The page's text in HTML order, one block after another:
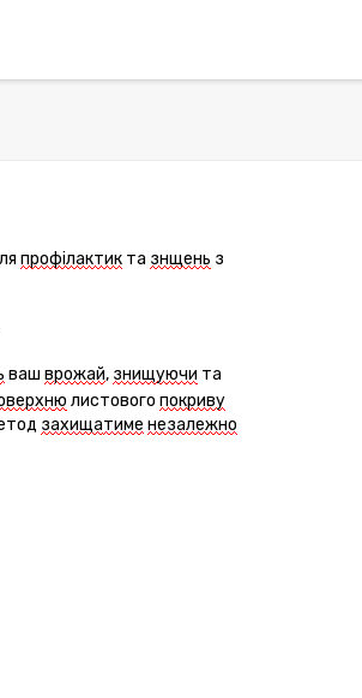
профілактик та знщень з
ваш врожай, знищуючи та
ю листового покриву
захищатиме незалежно